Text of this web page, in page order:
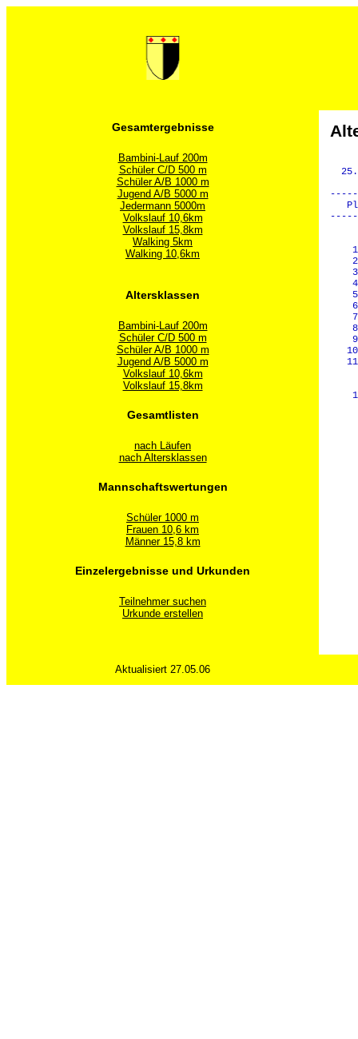
Gesamtergebnisse
Bambini-Lauf 200m
Schüler C/D 500 m
Schüler A/B 1000 m
Jugend A/B 5000 m
Jedermann 5000m
Volkslauf 10,6km
Volkslauf 15,8km
Walking 5km
Walking 10,6km
Altersklassen
Bambini-Lauf 200m
Schüler C/D 500 m
Schüler A/B 1000 m
Jugend A/B 5000 m
Volkslauf 10,6km
Volkslauf 15,8km
Gesamtlisten
nach Läufen
nach Altersklassen
Mannschaftswertungen
Schüler 1000 m
Frauen 10,6 km
Männer 15,8 km
Einzelergebnisse und Urkunden
Teilnehmer suchen
Urkunde erstellen
Aktualisiert 27.05.06